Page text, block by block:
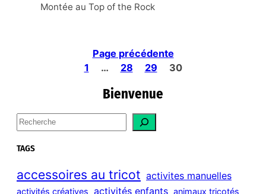
Montée au Top of the Rock
Page précédente
1
… 28 29 30
Bienvenue
S
e
a
c
h
TAGS
accessoires au tricot activites manuelles
activités créatives activités enfants animaux tricotés